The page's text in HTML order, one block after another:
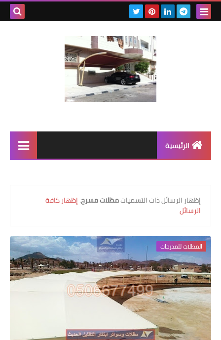
الرئيسية
رابط فرعي
رابط فرعي
رابط فرعي
‏إظهار الرسائل ذات التسمياتمظلات مسرح.إظهار كافة
الرسائل
المظلات للمدرجات